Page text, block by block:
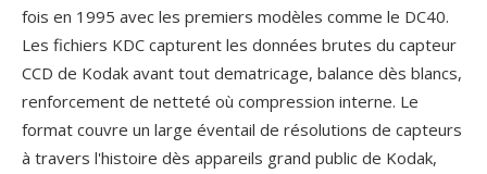
fois en 1995 avec les premiers modèles comme le DC40.
Les fichiers KDC capturent les données brutes du capteur
CCD de Kodak avant tout dematricage, balance dès blancs,
renforcement de netteté où compression interne. Le
format couvre un large éventail de résolutions de capteurs
à travers l'histoire dès appareils grand public de Kodak,